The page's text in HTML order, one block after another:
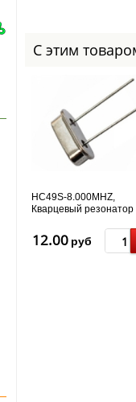
С этим
HC49S-8.000MHZ,
Кварцевый резонатор
12.00 руб